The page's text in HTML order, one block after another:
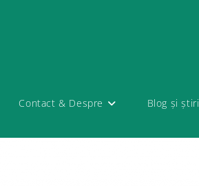
Contact & Despre Blog și știri